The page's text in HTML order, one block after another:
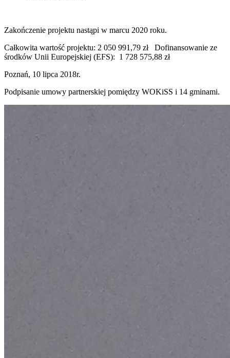
Zakończenie projektu nastąpi w marcu 2020 roku.
Całkowita wartość projektu: 2 050 991,79 zł Dofinansowanie ze
środków Unii Europejskiej (EFS): 1 728 575,88 zł
Poznań, 10 lipca 2018r.
Podpisanie umowy partnerskiej pomiędzy WOKiSS i 14 gminami.